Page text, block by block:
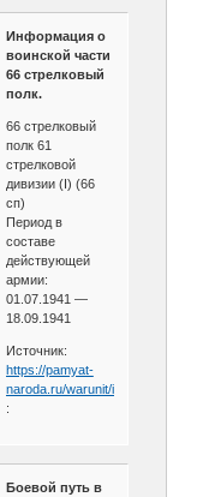
Информация о
воинской части
66 стрелковый
полк.
66 стрелковый
полк 61
стрелковой
дивизии (I) (66
сп)
Период в
составе
действующей
армии:
01.07.1941 —
18.09.1941
Источник:
https://pamyat-
naroda.ru/warunit/id11798
:
Боевой путь в